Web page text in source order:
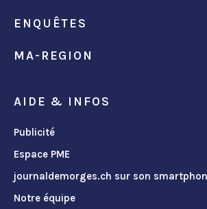
ENQUÊTES
MA-REGION
AIDE & INFOS
Publicité
Espace PME
journaldemorges.ch sur son
Notre équipe